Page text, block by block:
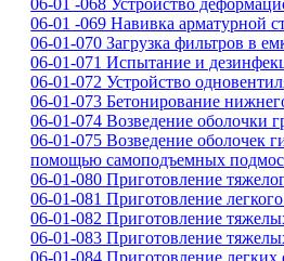
06-01 -068 Устройство
06-01 -069 Навивка арматурной
06-01-070 Загрузка фильтров в
06-01-071 Испытание и
06-01-072 Устройство
06-01-073 Бетонирование
06-01-074 Возведение оболочки
06-01-075 Возведение оболочек
помощью самоподъемных
06-01-080 Приготовление
06-01-081 Приготовление
06-01-082 Приготовление
06-01-083 Приготовление
06-01-084 Приготовление легких